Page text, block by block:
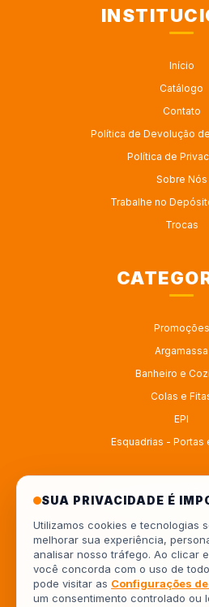
Início
Catálogo
Contato
Política de Devolução
Política de
Sobre Nós
Trabalhe no
Trocas
Promoções
Argamassa
Banheiro e
Colas e
EPI
Esquadrias - Portas
SUA PRIVACIDADE É
Utilizamos cookies e tecnologias
melhorar sua experiência,
analisar nosso tráfego. Ao clicar
você concorda com o uso de
pode visitar as Configurações
um consentimento controlado ou